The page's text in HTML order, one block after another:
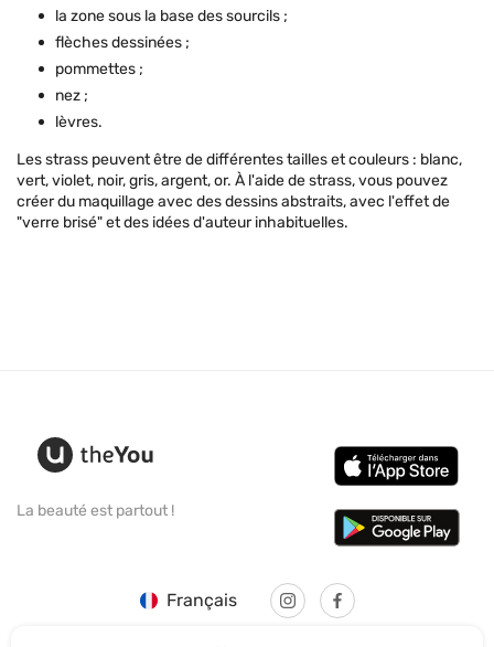
la zone sous la base des sourcils ;
flèches dessinées ;
pommettes ;
nez ;
lèvres.
Les strass peuvent être de différentes tailles et couleurs : blanc,
vert, violet, noir, gris, argent, or. À l'aide de strass, vous pouvez
créer du maquillage avec des dessins abstraits, avec l'effet de
"verre brisé" et des idées d'auteur inhabituelles.
La beauté est partout !
Français